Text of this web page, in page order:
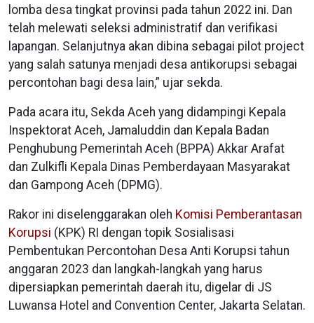
lomba desa tingkat provinsi pada tahun 2022 ini. Dan
telah melewati seleksi administratif dan verifikasi
lapangan. Selanjutnya akan dibina sebagai pilot project
yang salah satunya menjadi desa antikorupsi sebagai
percontohan bagi desa lain,” ujar sekda.
Pada acara itu, Sekda Aceh yang didampingi Kepala
Inspektorat Aceh, Jamaluddin dan Kepala Badan
Penghubung Pemerintah Aceh (BPPA) Akkar Arafat
dan Zulkifli Kepala Dinas Pemberdayaan Masyarakat
dan Gampong Aceh (DPMG).
Rakor ini diselenggarakan oleh Komisi Pemberantasan
Korupsi (KPK) RI dengan topik Sosialisasi
Pembentukan Percontohan Desa Anti Korupsi tahun
anggaran 2023 dan langkah-langkah yang harus
dipersiapkan pemerintah daerah itu, digelar di JS
Luwansa Hotel and Convention Center, Jakarta Selatan.